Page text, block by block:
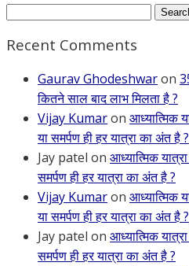
Search
Recent Comments
Gaurav Ghodeshwaron
कितने साल बाद लाभ मिलता है ?
Vijay Kumaron आध्यात्मिक
या समर्पण ही हर यात्रा का अंत है ?
Jay patel on आध्यात्मिक
समर्पण ही हर यात्रा का अंत है ?
Vijay Kumaron आध्यात्मिक
या समर्पण ही हर यात्रा का अंत है ?
Jay patel on आध्यात्मिक
समर्पण ही हर यात्रा का अंत है ?